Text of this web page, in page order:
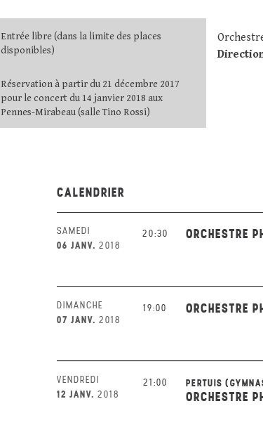
Entrée libre (dans la limite des places
disponibles)
Réservation à partir du 21 décembre 2017
pour le concert du 14 janvier 2018 aux
Pennes-Mirabeau (salle Tino Rossi)
CALENDRIER
SAMEDI
06 JANV. 2018
20:30 ORCHESTRE
DIMANCHE
07 JANV. 2018
19:00 ORCHESTRE
VENDREDI
12 JANV. 2018
21:00 PERTUIS
ORCHESTRE